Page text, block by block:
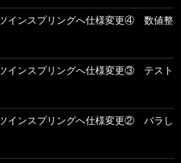
インスプリングへ仕様変更④ 数値整
インスプリングへ仕様変更③ テスト
インスプリングへ仕様変更② バラし